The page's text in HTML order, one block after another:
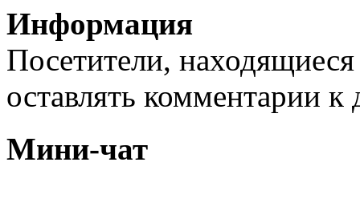
Информация
Посетители,
оставлять комментарии
Мини-чат